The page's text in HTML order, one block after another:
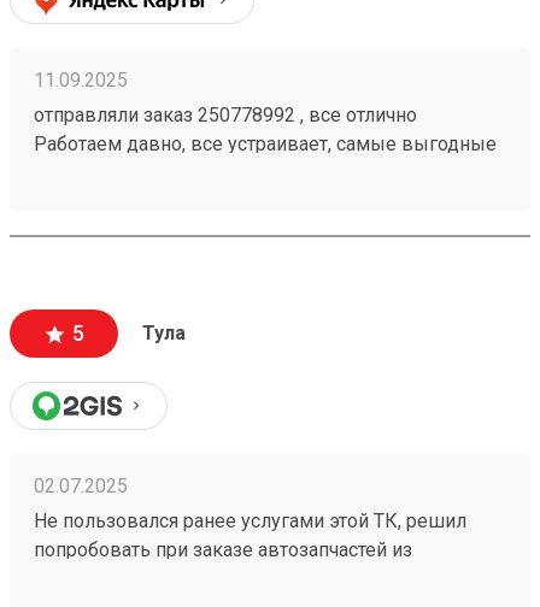
11.09.2025
отправляли заказ 250778992 , все отлично
Работаем давно, все устраивает, самые выгодные
все всегда доставляется вовремя
5 Тула
02.07.2025
Не пользовался ранее услугами этой ТК, решил
попробовать при заказе автозапчастей из